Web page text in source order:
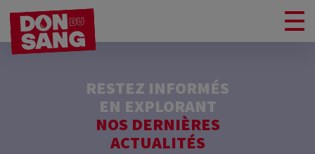
RESTEZ INFORMÉS
EN EXPLORANT
NOS DERNIÈRES
ACTUALITÉS